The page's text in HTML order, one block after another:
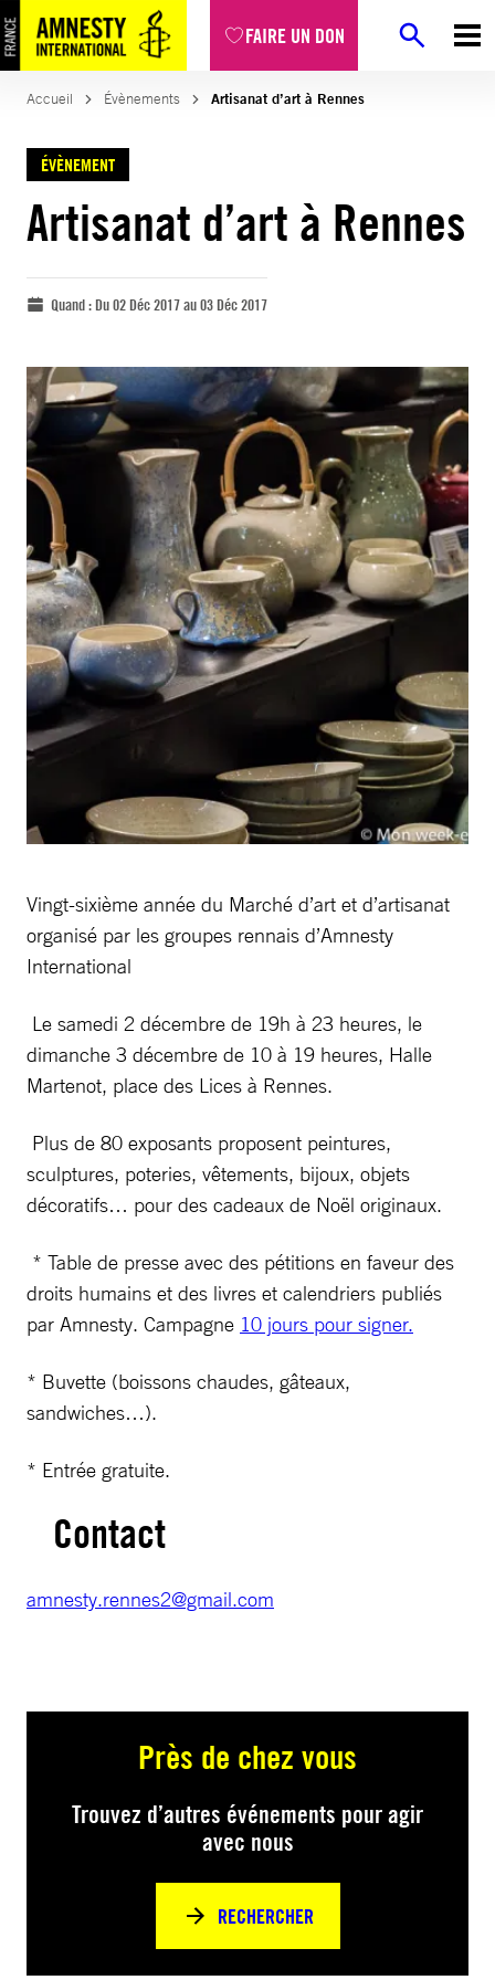
FAIRE UN DON
Accueil Évènements Artisanat d’art à Rennes
ÉVÈNEMENT
Artisanat d’art à Rennes
Quand :Du 02 Déc 2017 au 03 Déc 2017
Vingt-sixième année du Marché d’art et d’artisanat
organisé par les groupes rennais d’Amnesty
International
Le samedi 2 décembre de 19h à 23 heures, le
dimanche 3 décembre de 10 à 19 heures, Halle
Martenot, place des Lices à Rennes.
Plus de 80 exposants proposent peintures,
sculptures, poteries, vêtements, bijoux, objets
décoratifs… pour des cadeaux de Noël originaux.
* Table de presse avec des pétitions en faveur des
droits humains et des livres et calendriers publiés
par Amnesty. Campagne 10 jours pour signer.
* Buvette (boissons chaudes, gâteaux,
sandwiches…).
* Entrée gratuite.
Contact
amnesty.rennes2@gmail.com
Près de chez vous
Trouvez d’autres événements pour agir
avec nous
RECHERCHER